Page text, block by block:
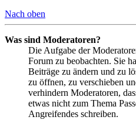
Nach oben
Was sind Moderatoren?
Die Aufgabe der
Forum zu beobachten. Sie
Beiträge zu ändern und zu
zu öffnen, zu verschieben
verhindern Moderatoren,
etwas nicht zum Thema
Angreifendes schreiben.